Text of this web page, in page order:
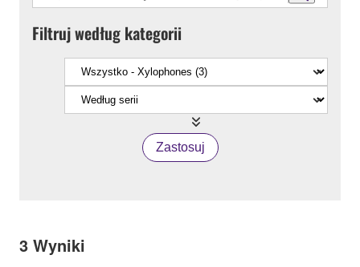
Filtruj według kategorii
Zastosuj
3 Wyniki